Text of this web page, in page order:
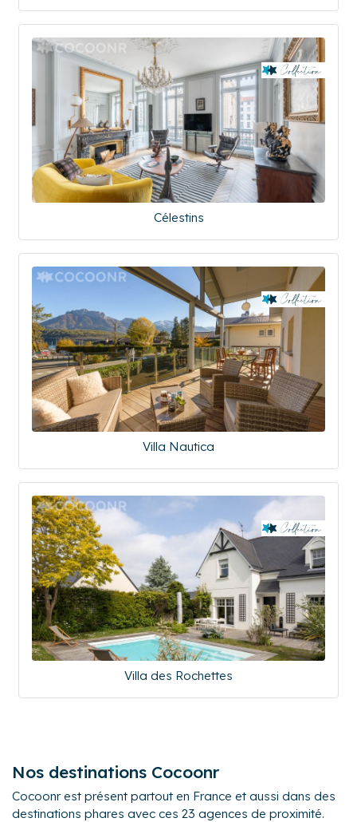
Célestins
Villa Nautica
Villa des Rochettes
Nos destinations Cocoonr
Cocoonr est présent partout en France et aussi dans des
destinations phares avec ces 23 agences de proximité.